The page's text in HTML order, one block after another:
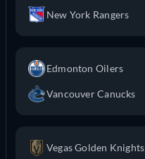
New York Rangers
Edmonton Oilers
Vancouver Canucks
Vegas Golden Knights